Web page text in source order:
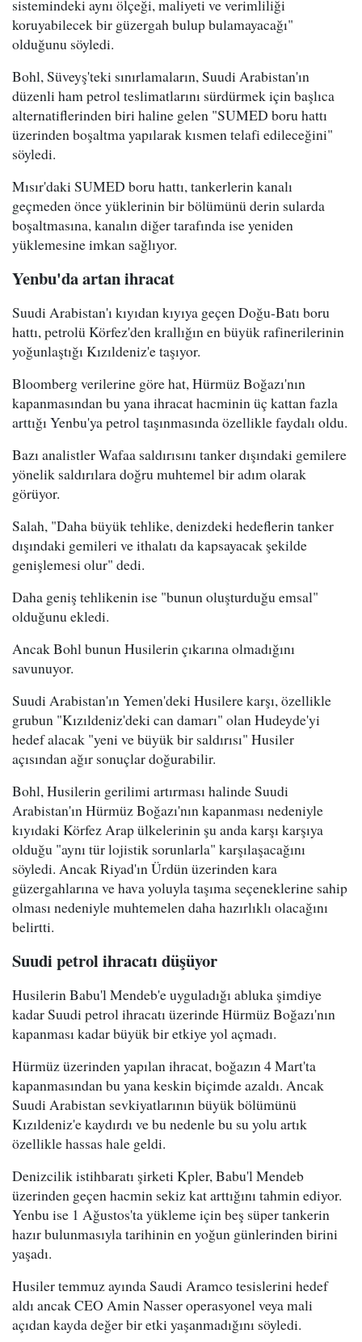
sistemindeki aynı ölçeği, maliyeti ve verimliliği
koruyabilecek bir güzergah bulup bulamayacağı"
olduğunu söyledi.
Bohl, Süveyş'teki sınırlamaların, Suudi Arabistan'ın
düzenli ham petrol teslimatlarını sürdürmek için başlıca
alternatiflerinden biri haline gelen "SUMED boru hattı
üzerinden boşaltma yapılarak kısmen telafi edileceğini"
söyledi.
Mısır'daki SUMED boru hattı, tankerlerin kanalı
geçmeden önce yüklerinin bir bölümünü derin sularda
boşaltmasına, kanalın diğer tarafında ise yeniden
yüklemesine imkan sağlıyor.
Yenbu'da artan ihracat
Suudi Arabistan'ı kıyıdan kıyıya geçen Doğu-Batı boru
hattı, petrolü Körfez'den krallığın en büyük rafinerilerinin
yoğunlaştığı Kızıldeniz'e taşıyor.
Bloomberg verilerine göre hat, Hürmüz Boğazı'nın
kapanmasından bu yana ihracat hacminin üç kattan fazla
arttığı Yenbu'ya petrol taşınmasında özellikle faydalı oldu.
Bazı analistler Wafaa saldırısını tanker dışındaki gemilere
yönelik saldırılara doğru muhtemel bir adım olarak
görüyor.
Salah, "Daha büyük tehlike, denizdeki hedeflerin tanker
dışındaki gemileri ve ithalatı da kapsayacak şekilde
genişlemesi olur" dedi.
Daha geniş tehlikenin ise "bunun oluşturduğu emsal"
olduğunu ekledi.
Ancak Bohl bunun Husilerin çıkarına olmadığını
savunuyor.
Suudi Arabistan'ın Yemen'deki Husilere karşı, özellikle
grubun "Kızıldeniz'deki can damarı" olan Hudeyde'yi
hedef alacak "yeni ve büyük bir saldırısı" Husiler
açısından ağır sonuçlar doğurabilir.
Bohl, Husilerin gerilimi artırması halinde Suudi
Arabistan'ın Hürmüz Boğazı'nın kapanması nedeniyle
kıyıdaki Körfez Arap ülkelerinin şu anda karşı karşıya
olduğu "aynı tür lojistik sorunlarla" karşılaşacağını
söyledi. Ancak Riyad'ın Ürdün üzerinden kara
güzergahlarına ve hava yoluyla taşıma seçeneklerine sahip
olması nedeniyle muhtemelen daha hazırlıklı olacağını
belirtti.
Suudi petrol ihracatı düşüyor
Husilerin Babu'l Mendeb'e uyguladığı abluka şimdiye
kadar Suudi petrol ihracatı üzerinde Hürmüz Boğazı'nın
kapanması kadar büyük bir etkiye yol açmadı.
Hürmüz üzerinden yapılan ihracat, boğazın 4 Mart'ta
kapanmasından bu yana keskin biçimde azaldı. Ancak
Suudi Arabistan sevkiyatlarının büyük bölümünü
Kızıldeniz'e kaydırdı ve bu nedenle bu su yolu artık
özellikle hassas hale geldi.
Denizcilik istihbaratı şirketi Kpler, Babu'l Mendeb
üzerinden geçen hacmin sekiz kat arttığını tahmin ediyor.
Yenbu ise 1 Ağustos'ta yükleme için beş süper tankerin
hazır bulunmasıyla tarihinin en yoğun günlerinden birini
yaşadı.
Husiler temmuz ayında Saudi Aramco tesislerini hedef
aldı ancak CEO Amin Nasser operasyonel veya mali
açıdan kayda değer bir etki yaşanmadığını söyledi.